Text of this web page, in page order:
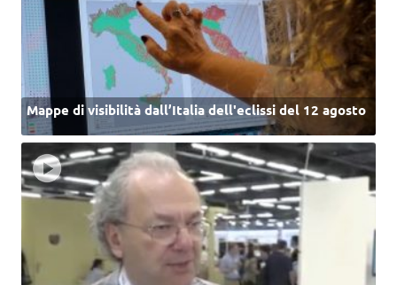
Mappe di visibilità dall’Italia dell'eclissi del 12 agosto